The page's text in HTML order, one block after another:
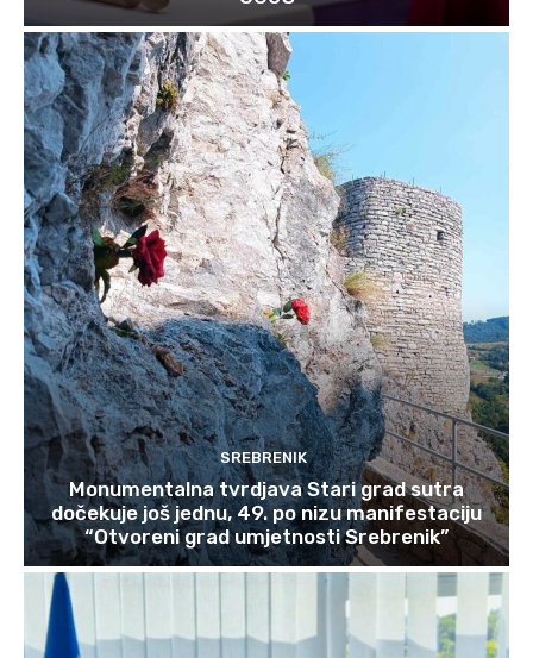
SREBRENIK
Monumentalna tvrdjava Stari grad sutra
dočekuje još jednu, 49. po nizu manifestaciju
“Otvoreni grad umjetnosti Srebrenik”